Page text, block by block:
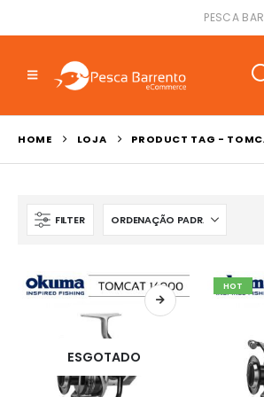
PESCA
HOME LOJA PRODUCT TAG -
FILTER
ESGOTADO
HOT